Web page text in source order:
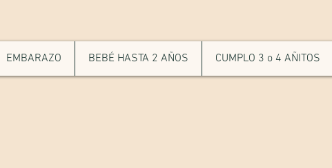
EMBARAZO BEBÉ HASTA 2 AÑOS CUMPLO 3 o 4 AÑITOS